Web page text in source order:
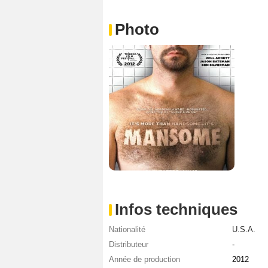
Photo
Infos techniques
Nationalité
U.S.A.
Distributeur
-
Année de production
2012